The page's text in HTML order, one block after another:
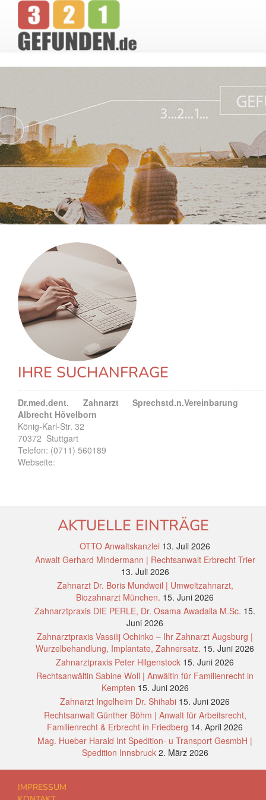
IHRE SUCHANFRAGE
Dr.med.dent. Zahnarzt Sprechstd.n.Vereinbarung
Albrecht Hövelborn
König-Karl-Str. 32
70372 Stuttgart
Telefon: (0711) 560189
Webseite:
AKTUELLE EINTRÄGE
OTTO Anwaltskanzlei 13. Juli 2026
Anwalt Gerhard Mindermann | Rechtsanwalt Erbrecht Trier
13. Juli 2026
Zahnarzt Dr. Boris Mundweil | Umweltzahnarzt,
Biozahnarzt München. 15. Juni 2026
Zahnarztpraxis DIE PERLE, Dr. Osama Awadalla M.Sc. 15.
Juni 2026
Zahnarztpraxis Vassilij Ochinko – Ihr Zahnarzt Augsburg |
Wurzelbehandlung, Implantate, Zahnersatz. 15. Juni 2026
Zahnarztpraxis Peter Hilgenstock 15. Juni 2026
Rechtsanwältin Sabine Woll | Anwältin für Familienrecht in
Kempten 15. Juni 2026
Zahnarzt Ingelheim Dr. Shihabi 15. Juni 2026
Rechtsanwalt Günther Böhm | Anwalt für Arbeitsrecht,
Familienrecht & Erbrecht in Friedberg 14. April 2026
Mag. Hueber Harald Int Spedition- u Transport GesmbH |
Spedition Innsbruck 2. März 2026
IMPRESSUM